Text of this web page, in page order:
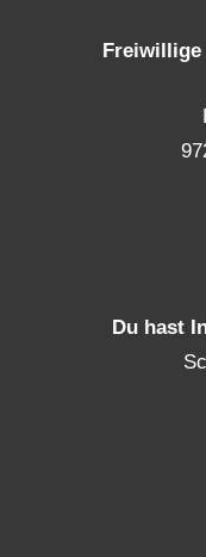
Freiwillige
Du hast